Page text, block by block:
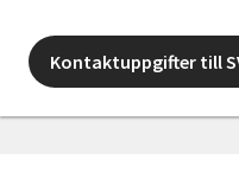
Kontaktuppgifter till